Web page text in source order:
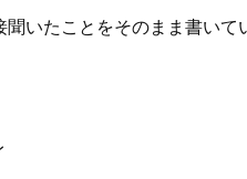
いたことをそのまま書いて